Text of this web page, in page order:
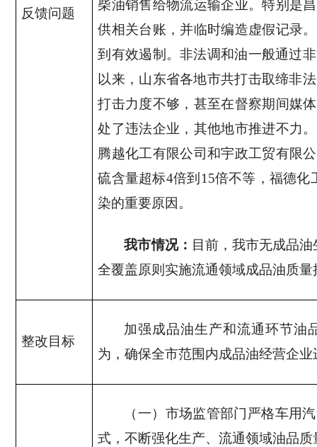
反馈问题
柴油销售给物流运输企业。特别是
供相关台账，并临时编造虚假记录
到有效遏制。非法调和油一般通过
以来，山东省各地市共打击取缔非
打击力度不够，甚至在督察期间媒
处了违法企业，其他地市推进不力
腾越化工有限公司和宇政工贸有限
硫含量超标4倍到 15倍不等，福德化
染的重要原因。
我市情况： 目前，我市无成品
全覆盖原则实施流通领域成品油质
整改目标
加强成品油生产和流通环节油
为，确保全市范围内成品油经营企
（一）市场监管部门严格车用
式，不断强化生产、流通领域油品